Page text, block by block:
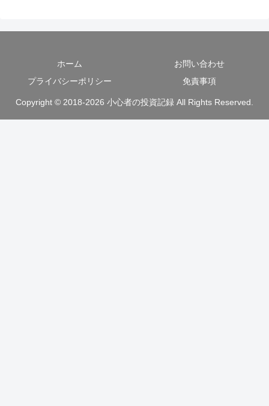
ホーム
お問い合わせ
プライバシーポリシー
免責事項
Copyright © 2018-2026 小心者の投資記録 All Rights Reserved.